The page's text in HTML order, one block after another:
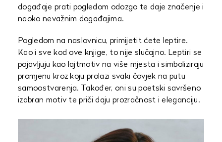
događaje prati pogledom odozgo te daje značenje i
naoko nevažnim događajima.
Pogledom na naslovnicu, primijetit ćete leptire.
Kao i sve kod ove knjige, to nije slučajno. Leptiri se
pojavljuju kao lajtmotiv na više mjesta i simboliziraju
promjenu kroz koju prolazi svaki čovjek na putu
samoostvarenja. Također, oni su poetski savršeno
izabran motiv te priči daju prozračnost i eleganciju.